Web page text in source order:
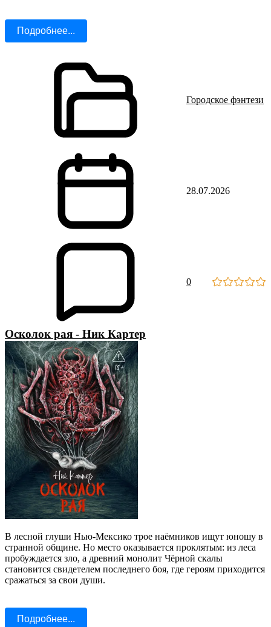
Подробнее...
Городское фэнтези
28.07.2026
0
Осколок рая - Ник Картер
В лесной глуши Нью-Мексико трое наёмников ищут юношу в
странной общине. Но место оказывается проклятым: из леса
пробуждается зло, а древний монолит Чёрной скалы
становится свидетелем последнего боя, где героям приходится
сражаться за свои души.
Подробнее...